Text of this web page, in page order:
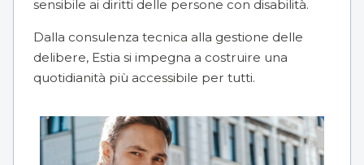
sensibile ai diritti delle persone con disabilità.
Dalla consulenza tecnica alla gestione delle
delibere, Estia si impegna a costruire una
quotidianità più accessibile per tutti.